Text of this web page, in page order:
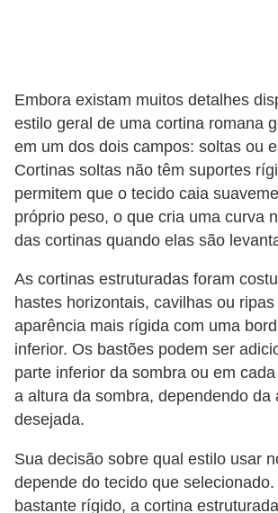
Embora existam muitos detalhes
estilo geral de uma cortina romana
em um dos dois campos: soltas ou
Cortinas soltas não têm suportes
permitem que o tecido caia
próprio peso, o que cria uma curva
das cortinas quando elas são
As cortinas estruturadas foram
hastes horizontais, cavilhas ou
aparência mais rígida com uma
inferior. Os bastões podem ser
parte inferior da sombra ou em
a altura da sombra, dependendo da
desejada.
Sua decisão sobre qual estilo usar
depende do tecido que
bastante rígido, a cortina